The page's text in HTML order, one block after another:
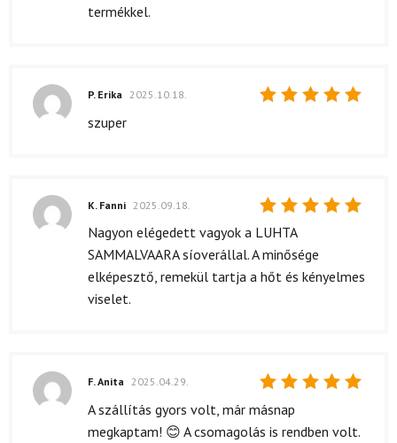
termékkel.
P. Erika 2025.10.18.
szuper
Értékelés:
K. Fanni 2025.09.18.
Nagyon elégedett vagyok a LUHTA
SAMMALVAARA síoverállal. A minősége
elképesztő, remekül tartja a hőt és kényelmes
viselet.
Értékelés:
/ 5
F. Anita 2025.04.29.
A szállítás gyors volt, már másnap
megkaptam! 😊 A csomagolás is rendben volt.